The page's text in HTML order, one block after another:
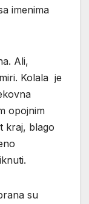
imenima
Ali,
Kolala je
opojnim
kraj, blago
su